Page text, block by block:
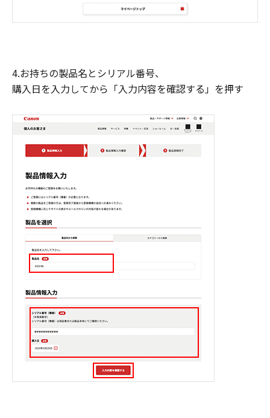
4.お持ちの製品名とシリアル番号、
購入日を入力してから「入力内容を確認する」を押す